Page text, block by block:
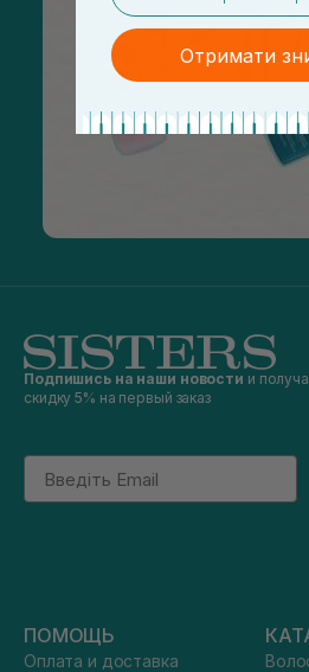
Подпишись на наши новости и
скидку 5% на первый заказ
Email
ПОМОЩЬ
Оплата и доставка
Отримати